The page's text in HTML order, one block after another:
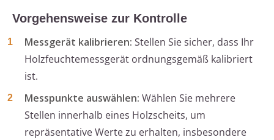
Vorgehensweise zur Kontrolle
Messgerät kalibrieren: Stellen Sie sicher, dass Ihr
Holzfeuchtemessgerät ordnungsgemäß kalibriert
ist.
Messpunkte auswählen: Wählen Sie mehrere
Stellen innerhalb eines Holzscheits, um
repräsentative Werte zu erhalten, insbesondere